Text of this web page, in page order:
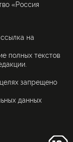
«Россия
на
полных текстов
запрещено
данных